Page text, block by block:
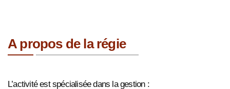
A propos de la régie
L’activité est spécialisée dans la gestion :